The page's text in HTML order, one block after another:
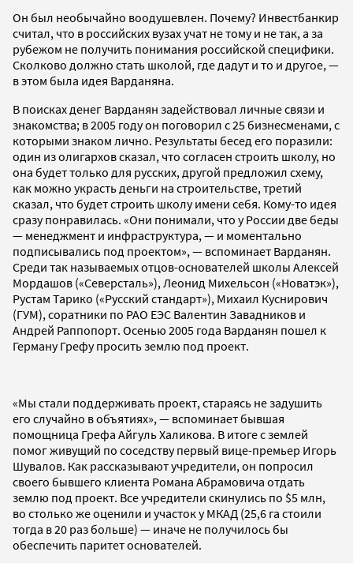
Он был необычайно воодушевлен. Почему? Инвестбанкир
считал, что в российских вузах учат не тому и не так, а за
рубежом не получить понимания российской специфики.
Сколково должно стать школой, где дадут и то и другое, —
в этом была идея Варданяна.
В поисках денег Варданян задействовал личные связи и
знакомства; в 2005 году он поговорил с 25 бизнесменами, с
которыми знаком лично. Результаты бесед его поразили:
один из олигархов сказал, что согласен строить школу, но
она будет только для русских, другой предложил схему,
как можно украсть деньги на строительстве, третий
сказал, что будет строить школу имени себя. Кому-то идея
сразу понравилась. «Они понимали, что у России две беды
— менеджмент и инфраструктура, — и моментально
подписывались под проектом», — вспоминает Варданян.
Среди так называемых отцов-основателей школы Алексей
Мордашов («Северсталь»), Леонид Михельсон («Новатэк»),
Рустам Тарико («Русский cтандарт»), Михаил Куснирович
(ГУМ), соратники по РАО ЕЭС Валентин Завадников и
Андрей Раппопорт. Осенью 2005 года Варданян пошел к
Герману Грефу просить землю под проект.
«Мы стали поддерживать проект, стараясь не задушить
его случайно в объятиях», — вспоминает бывшая
помощница Грефа Айгуль Халикова. В итоге с землей
помог живущий по соседству первый вице-премьер Игорь
Шувалов. Как рассказывают учредители, он попросил
своего бывшего клиента Романа Абрамовича отдать
землю под проект. Все учредители скинулись по $5 млн,
во столько же оценили и участок у МКАД (25,6 га стоили
тогда в 20 раз больше) — иначе не получилось бы
обеспечить паритет основателей.